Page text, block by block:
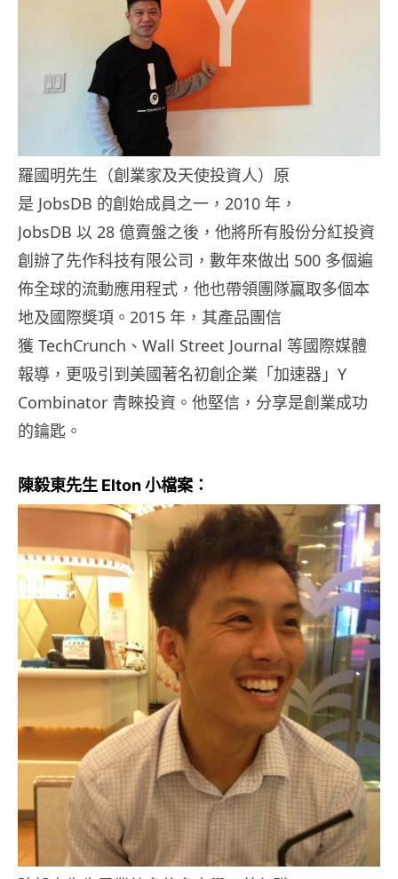
羅國明先生（創業家及天使投資人）原
是 JobsDB 的創始成員之一， 2010 年，
JobsDB 以 28 億賣盤之後，他將所有股份分紅投資
創辦了先作科技有限公司，數年來做出 500 多個遍
佈全球的流動應用程式，他也帶領團隊贏取多個本
地及國際奬項。 2015 年，其產品團信
獲 TechCrunch 、 Wall Street Journal 等國際媒體
報導，更吸引到美國著名初創企業「加速器」 Y
Combinator 青睞投資。他堅信，分享是創業成功
的鑰匙。
陳毅東先生 Elton 小檔案：